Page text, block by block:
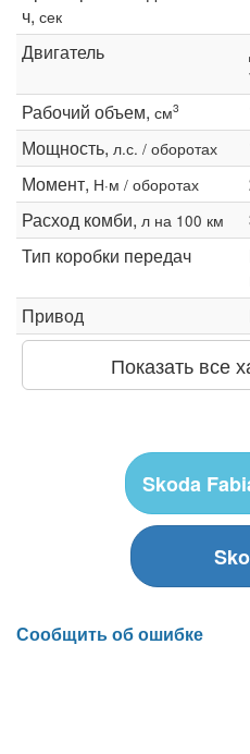
ч, сек
Двигатель
Рабочий объем, см3
Мощность, л.с. / оборотах
Момент, Н·м / оборотах
Расход комби, л на 100 км
Тип коробки передач
Привод
Показать все
Skoda
Сообщить об ошибке